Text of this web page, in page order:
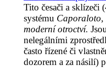
Tito česači a sklízeči
systému Caporaloto,
moderní otroctví.
nelegálními
často řízené či
dozorem a za násilí)